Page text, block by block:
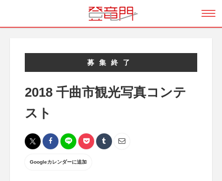
募集終了
2018 千曲市観光写真コンテ
スト
Googleカレンダーに追加